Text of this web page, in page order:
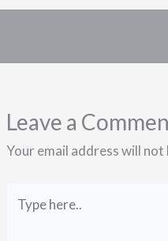
Leave a
Your email address will not
here..